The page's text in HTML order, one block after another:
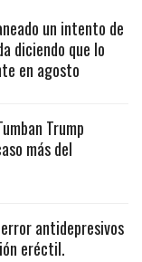
un intento de
diciendo que lo
en agosto
Trump
más del
antidepresivos
eréctil.